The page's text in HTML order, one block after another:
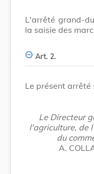
L'arrêté grand-
la saisie des
Art. 2.
Le présent arrêté
Le Directeur
l'agriculture, de
du
A.